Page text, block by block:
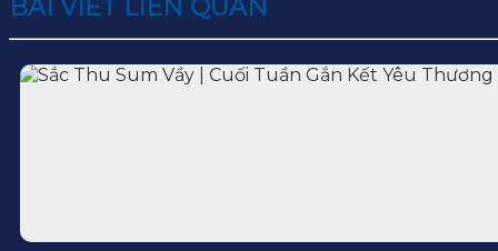
BÀI VIẾT LIÊN QUAN